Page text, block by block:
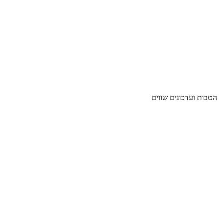
ועדכונים שווים